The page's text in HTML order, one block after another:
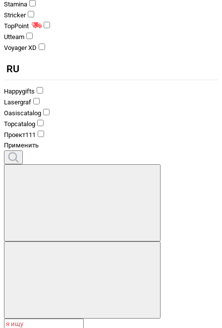
Stamina
Stricker
TopPoint
Utteam
Voyager XD
RU
Happygifts
Lasergraf
Oasiscatalog
Topcatalog
Проект111
Применить